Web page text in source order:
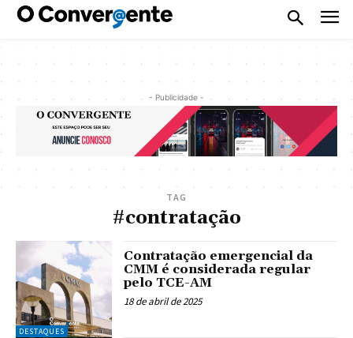
- Publicidade -
TAG
#contratação
DESTAQUES
Contratação emergencial da
CMM é considerada regular
pelo TCE-AM
18 de abril de 2025